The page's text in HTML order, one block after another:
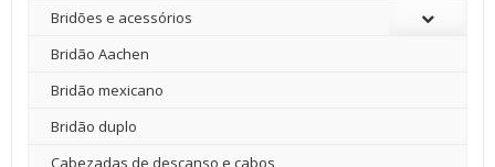
Bridões e acessórios
Bridão Aachen
Bridão mexicano
Bridão duplo
Cabezadas de descanso e cabos